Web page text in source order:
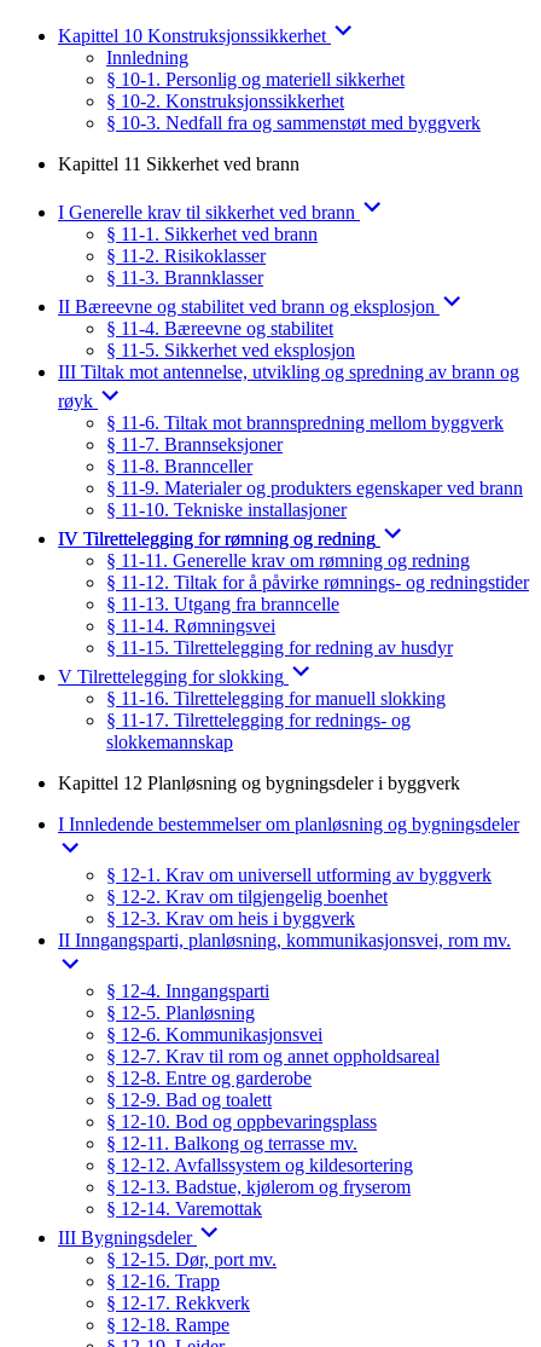
Kapittel 10 Konstruksjonssikkerhet
Innledning
§ 10-1. Personlig og materiell sikkerhet
§ 10-2. Konstruksjonssikkerhet
§ 10-3. Nedfall fra og sammenstøt med byggverk
Kapittel 11 Sikkerhet ved brann
I Generelle krav til sikkerhet ved brann
§ 11-1. Sikkerhet ved brann
§ 11-2. Risikoklasser
§ 11-3. Brannklasser
II Bæreevne og stabilitet ved brann og eksplosjon
§ 11-4. Bæreevne og stabilitet
§ 11-5. Sikkerhet ved eksplosjon
III Tiltak mot antennelse, utvikling og spredning av brann og
røyk
§ 11-6. Tiltak mot brannspredning mellom byggverk
§ 11-7. Brannseksjoner
§ 11-8. Brannceller
§ 11-9. Materialer og produkters egenskaper ved brann
§ 11-10. Tekniske installasjoner
IV Tilrettelegging for rømning og redning
§ 11-11. Generelle krav om rømning og redning
§ 11-12. Tiltak for å påvirke rømnings- og redningstider
§ 11-13. Utgang fra branncelle
§ 11-14. Rømningsvei
§ 11-15. Tilrettelegging for redning av husdyr
V Tilrettelegging for slokking
§ 11-16. Tilrettelegging for manuell slokking
§ 11-17. Tilrettelegging for rednings- og
slokkemannskap
Kapittel 12 Planløsning og bygningsdeler i byggverk
I Innledende bestemmelser om planløsning og bygningsdeler
§ 12-1. Krav om universell utforming av byggverk
§ 12-2. Krav om tilgjengelig boenhet
§ 12-3. Krav om heis i byggverk
II Inngangsparti, planløsning, kommunikasjonsvei, rom mv.
§ 12-4. Inngangsparti
§ 12-5. Planløsning
§ 12-6. Kommunikasjonsvei
§ 12-7. Krav til rom og annet oppholdsareal
§ 12-8. Entre og garderobe
§ 12-9. Bad og toalett
§ 12-10. Bod og oppbevaringsplass
§ 12-11. Balkong og terrasse mv.
§ 12-12. Avfallssystem og kildesortering
§ 12-13. Badstue, kjølerom og fryserom
§ 12-14. Varemottak
III Bygningsdeler
§ 12-15. Dør, port mv.
§ 12-16. Trapp
§ 12-17. Rekkverk
§ 12-18. Rampe